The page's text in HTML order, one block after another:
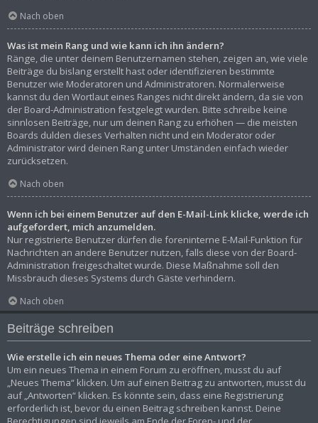
Nach oben
Was ist mein Rang und wie kann ich ihn ändern?
Ränge, die unter deinem Benutzernamen stehen, zeigen an, wie viele
Beiträge du bislang erstellt hast oder identifizieren bestimmte
Benutzer wie Moderatoren und Administratoren. Normalerweise
kannst du den Wortlaut eines Ranges nicht direkt ändern, da sie von
der Board-Administration festgelegt wurden. Bitte schreibe keine
sinnlosen Beiträge, nur um deinen Rang zu erhöhen — die meisten
Boards dulden dieses Verhalten nicht und ein Moderator oder
Administrator wird deinen Rang unter Umständen einfach wieder
zurücksetzen.
Nach oben
Wenn ich bei einem Benutzer auf den E-Mail-Link klicke, werde ich
aufgefordert, mich anzumelden.
Nur registrierte Benutzer dürfen die foreninterne E-Mail-Funktion für
Nachrichten an andere Benutzer nutzen, falls diese von der Board-
Administration freigeschaltet wurde. Diese Maßnahme soll den
Missbrauch dieses Systems durch Gäste verhindern.
Nach oben
Beiträge schreiben
Wie erstelle ich ein neues Thema oder eine Antwort?
Um ein neues Thema in einem Forum zu eröffnen, musst du auf
„Neues Thema“ klicken. Um auf einen Beitrag zu antworten, musst du
auf „Antworten“ klicken. Es könnte sein, dass eine Registrierung
erforderlich ist, bevor du einen Beitrag schreiben kannst. Deine